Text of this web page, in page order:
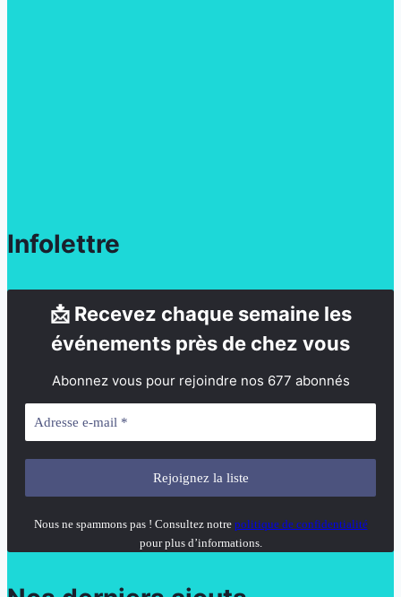
Infolettre
📩 Recevez chaque semaine les
événements près de chez vous
Abonnez vous pour rejoindre nos 677 abonnés
Nous ne spammons pas ! Consultez notre politique de confidentialité
pour plus d’informations.